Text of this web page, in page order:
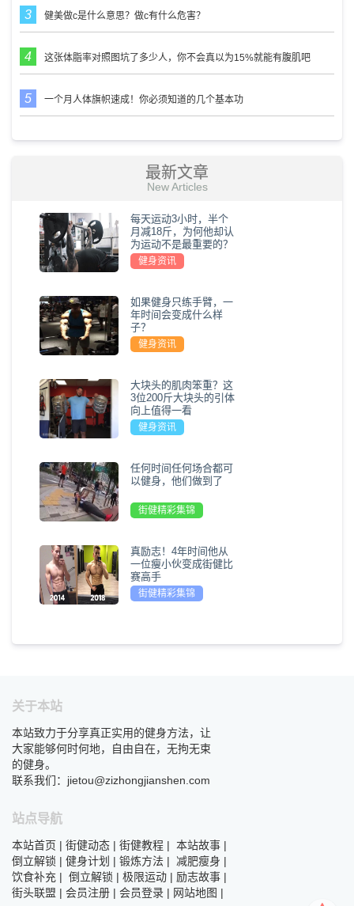
健美做c是什么意思？做c有什么危害？
这张体脂率对照图坑了多少人，你不会真以为15%就能有腹肌吧
一个月人体旗帜速成！你必须知道的几个基本功
最新文章
New Articles
每天运动3小时，半个
月减18斤，为何他却认
为运动不是最重要的？
健身资讯
如果健身只练手臂，一
年时间会变成什么样
子？
健身资讯
大块头的肌肉笨重？这
3位200斤大块头的引体
向上值得一看
健身资讯
任何时间任何场合都可
以健身，他们做到了
街健精彩集锦
真励志！4年时间他从
一位瘦小伙变成街健比
赛高手
街健精彩集锦
关于本站
本站致力于分享真正实用的健身方法，让
大家能够何时何地，自由自在，无拘无束
的健身。
联系我们：jietou@zizhongjianshen.com
站点导航
本站首页 | 街健动态 | 街健教程 | 本站故事 |
倒立解锁 | 健身计划 | 锻炼方法 | 减肥瘦身 |
饮食补充 | 倒立解锁 | 极限运动 | 励志故事 |
街头联盟 | 会员注册 | 会员登录 | 网站地图 |